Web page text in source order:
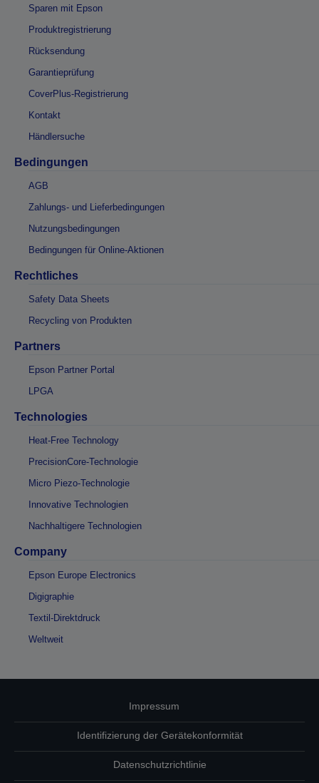
Sparen mit Epson
Produktregistrierung
Rücksendung
Garantieprüfung
CoverPlus-Registrierung
Kontakt
Händlersuche
Bedingungen
AGB
Zahlungs- und Lieferbedingungen
Nutzungsbedingungen
Bedingungen für Online-Aktionen
Rechtliches
Safety Data Sheets
Recycling von Produkten
Partners
Epson Partner Portal
LPGA
Technologies
Heat-Free Technology
PrecisionCore-Technologie
Micro Piezo-Technologie
Innovative Technologien
Nachhaltigere Technologien
Company
Epson Europe Electronics
Digigraphie
Textil-Direktdruck
Weltweit
Impressum
Identifizierung der Gerätekonformität
Datenschutzrichtlinie